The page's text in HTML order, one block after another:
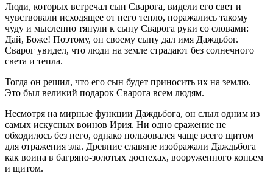
Люди, которых встречал сын Сварога, видели его свет и
чувствовали исходящее от него тепло, поражались такому
чуду и мысленно тянули к сыну Сварога руки со словами:
Дай, Боже! Поэтому, он своему сыну дал имя Даждьбог.
Сварог увидел, что люди на земле страдают без солнечного
света и тепла.
Тогда он решил, что его сын будет приносить их на землю.
Это был великий подарок Сварога всем людям.
Несмотря на мирные функции Даждьбога, он слыл одним из
самых искусных воинов Ирия. Ни одно сражение не
обходилось без него, однако пользовался чаще всего щитом
для отражения зла. Древние славяне изображали Даждьбога
как воина в багряно-золотых доспехах, вооруженного копьем
и щитом.